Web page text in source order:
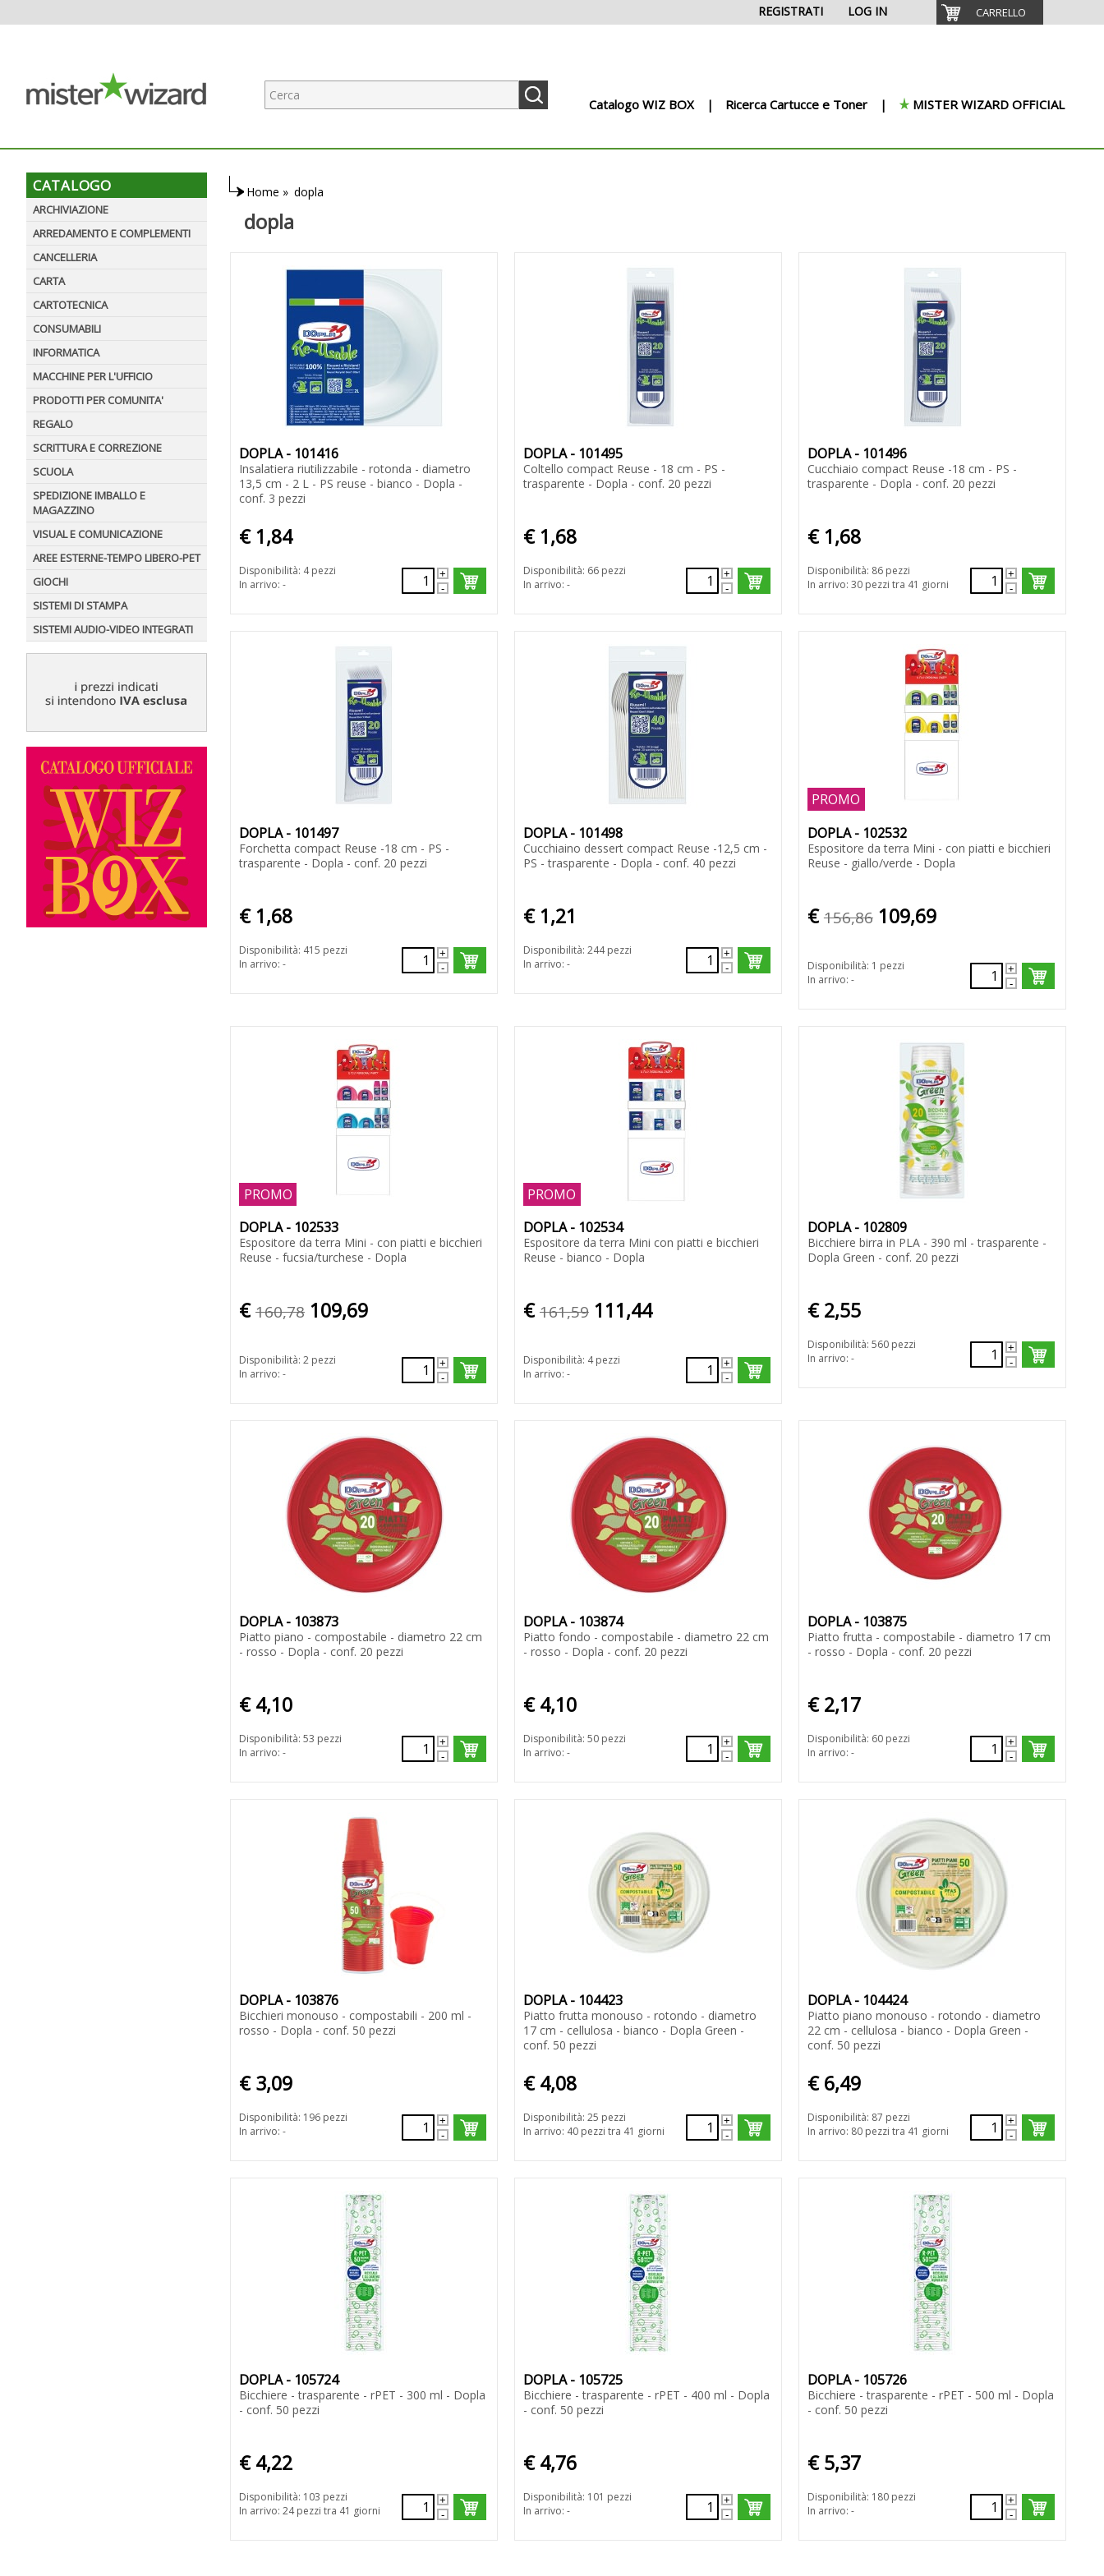
CARRELLO
LOG IN
REGISTRATI
Catalogo WIZ BOX Ricerca Cartucce e Toner MISTER WIZARD OFFICIAL
CATALOGO
ARCHIVIAZIONE
ARREDAMENTO E COMPLEMENTI
CANCELLERIA
CARTA
CARTOTECNICA
CONSUMABILI
INFORMATICA
MACCHINE PER L'UFFICIO
PRODOTTI PER COMUNITA'
REGALO
SCRITTURA E CORREZIONE
SCUOLA
SPEDIZIONE IMBALLO E
MAGAZZINO
VISUAL E COMUNICAZIONE
AREE ESTERNE-TEMPO LIBERO-PET
GIOCHI
SISTEMI DI STAMPA
SISTEMI AUDIO-VIDEO INTEGRATI
Home » dopla
dopla
DOPLA - 101416
Insalatiera riutilizzabile - rotonda - diametro
13,5 cm - 2 L - PS reuse - bianco - Dopla -
conf. 3 pezzi
€ 1,84
Disponibilità: 4 pezzi
In arrivo: -
DOPLA - 101495
Coltello compact Reuse - 18 cm - PS -
trasparente - Dopla - conf. 20 pezzi
€ 1,68
Disponibilità: 66 pezzi
In arrivo: -
DOPLA - 101496
Cucchiaio compact Reuse -18 cm - PS -
trasparente - Dopla - conf. 20 pezzi
€ 1,68
Disponibilità: 86 pezzi
In arrivo: 30 pezzi tra 41 giorni
DOPLA - 101497
Forchetta compact Reuse -18 cm - PS -
trasparente - Dopla - conf. 20 pezzi
€ 1,68
Disponibilità: 415 pezzi
In arrivo: -
DOPLA - 101498
Cucchiaino dessert compact Reuse -12,5 cm -
PS - trasparente - Dopla - conf. 40 pezzi
€ 1,21
Disponibilità: 244 pezzi
In arrivo: -
DOPLA - 102532
Espositore da terra Mini - con piatti e bicchieri
Reuse - giallo/verde - Dopla
€156,86109,69
PROMO
Disponibilità: 1 pezzi
In arrivo: -
DOPLA - 102533
Espositore da terra Mini - con piatti e bicchieri
Reuse - fucsia/turchese - Dopla
€160,78 109,69
PROMO
Disponibilità: 2 pezzi
In arrivo: -
DOPLA - 102534
Espositore da terra Mini con piatti e bicchieri
Reuse - bianco - Dopla
€161,59111,44
PROMO
Disponibilità: 4 pezzi
In arrivo: -
DOPLA - 102809
Bicchiere birra in PLA - 390 ml - trasparente -
Dopla Green - conf. 20 pezzi
€ 2,55
Disponibilità: 560 pezzi
In arrivo: -
DOPLA - 103873
Piatto piano - compostabile - diametro 22 cm
- rosso - Dopla - conf. 20 pezzi
€ 4,10
Disponibilità: 53 pezzi
In arrivo: -
DOPLA - 103874
Piatto fondo - compostabile - diametro 22 cm
- rosso - Dopla - conf. 20 pezzi
€ 4,10
Disponibilità: 50 pezzi
In arrivo: -
DOPLA - 103875
Piatto frutta - compostabile - diametro 17 cm
- rosso - Dopla - conf. 20 pezzi
€ 2,17
Disponibilità: 60 pezzi
In arrivo: -
DOPLA - 103876
Bicchieri monouso - compostabili - 200 ml -
rosso - Dopla - conf. 50 pezzi
€ 3,09
Disponibilità: 196 pezzi
In arrivo: -
DOPLA - 104423
Piatto frutta monouso - rotondo - diametro
17 cm - cellulosa - bianco - Dopla Green -
conf. 50 pezzi
€ 4,08
Disponibilità: 25 pezzi
In arrivo: 40 pezzi tra 41 giorni
DOPLA - 104424
Piatto piano monouso - rotondo - diametro
22 cm - cellulosa - bianco - Dopla Green -
conf. 50 pezzi
€ 6,49
Disponibilità: 87 pezzi
In arrivo: 80 pezzi tra 41 giorni
DOPLA - 105724
Bicchiere - trasparente - rPET - 300 ml - Dopla
- conf. 50 pezzi
€ 4,22
Disponibilità: 103 pezzi
In arrivo: 24 pezzi tra 41 giorni
DOPLA - 105725
Bicchiere - trasparente - rPET - 400 ml - Dopla
- conf. 50 pezzi
€ 4,76
Disponibilità: 101 pezzi
In arrivo: -
DOPLA - 105726
Bicchiere - trasparente - rPET - 500 ml - Dopla
- conf. 50 pezzi
€ 5,37
Disponibilità: 180 pezzi
In arrivo: -